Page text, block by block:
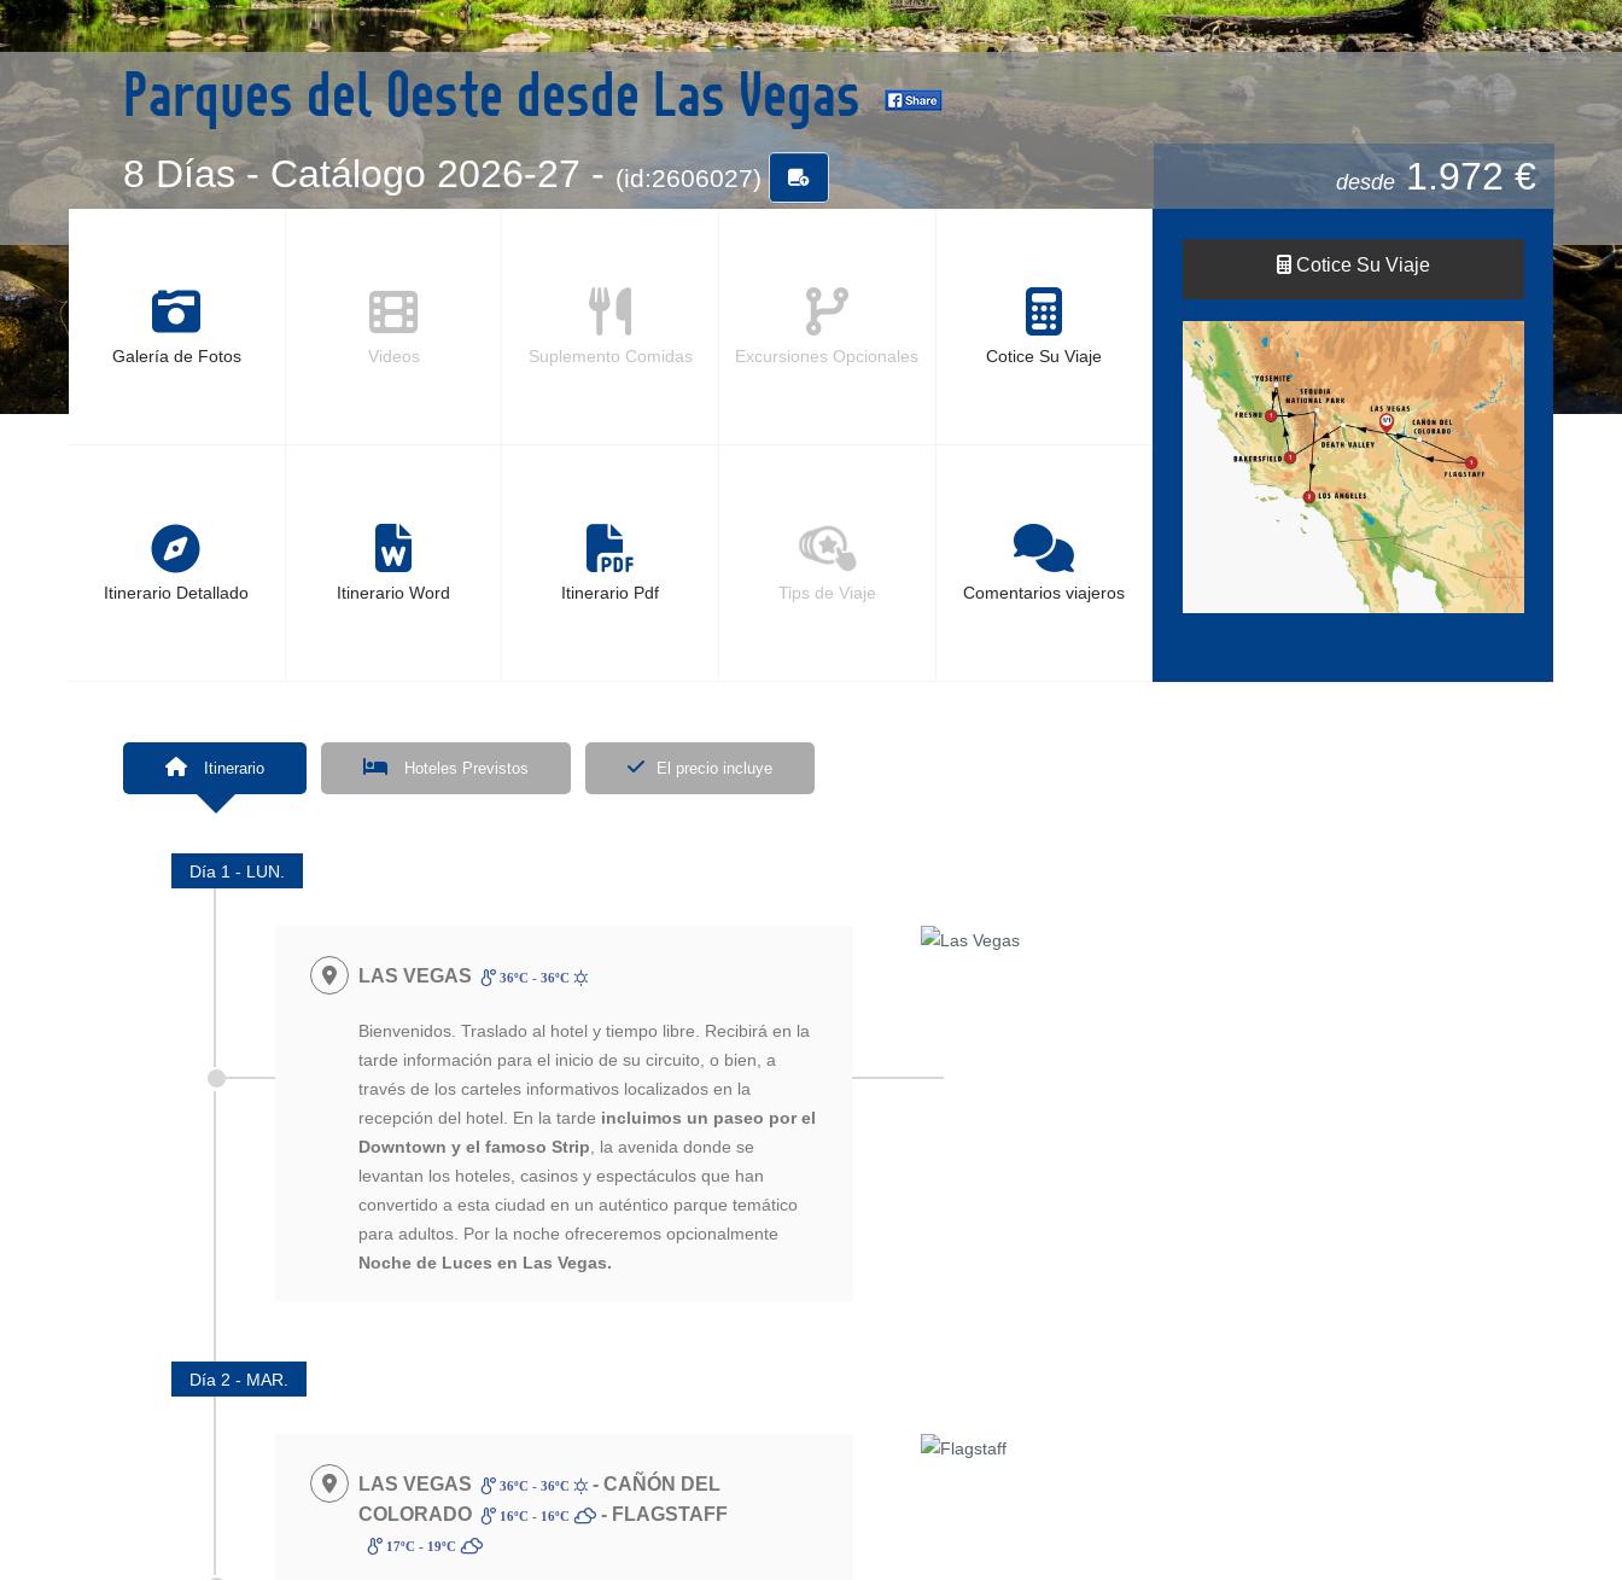
Parques del Oeste desde Las Vegas
8 Días - Catálogo 2026-27 - (id:2606027)
Galería de Fotos Videos Suplemento Comidas Excursiones Opcionales Cotice Su Viaje
Itinerario Detallado Itinerario Word Itinerario Pdf Tips de Viaje Comentarios viajeros
desde1.972 €
Cotice Su Viaje
Itinerario Hoteles Previstos El precio incluye
Día 1 - LUN.
LAS VEGAS 36ºC - 36ºC
Bienvenidos. Traslado al hotel y tiempo libre. Recibirá en la
tarde información para el inicio de su circuito, o bien, a
través de los carteles informativos localizados en la
recepción del hotel. En la tarde incluimos un paseo por el
Downtown y el famoso Strip, la avenida donde se
levantan los hoteles, casinos y espectáculos que han
convertido a esta ciudad en un auténtico parque temático
para adultos. Por la noche ofreceremos opcionalmente
Noche de Luces en Las Vegas.
Día 2 - MAR.
LAS VEGAS 36ºC - 36ºC
- CAÑÓN DEL
COLORADO
16ºC - 16ºC - FLAGSTAFF
17ºC - 19ºC